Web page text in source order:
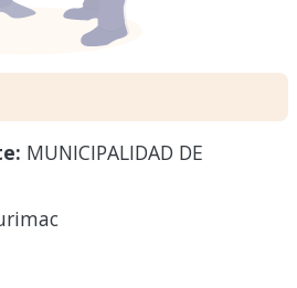
MUNICIPALIDAD DE